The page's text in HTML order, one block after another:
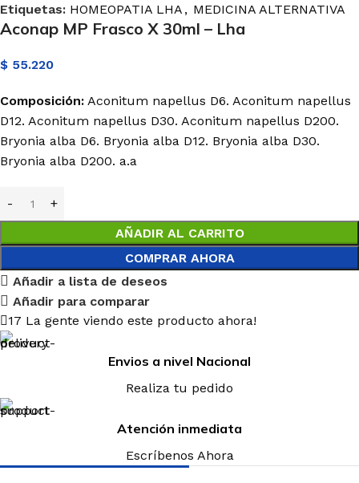
Etiquetas: HOMEOPATIA LHA , MEDICINA ALTERNATIVA
Aconap MP Frasco X 30ml – Lha
$ 55.220
Composición: Aconitum napellus D6. Aconitum napellus
D12. Aconitum napellus D30. Aconitum napellus D200.
Bryonia alba D6. Bryonia alba D12. Bryonia alba D30.
Bryonia alba D200. a.a
AÑADIR AL CARRITO
COMPRAR AHORA
Añadir a lista de deseos
Añadir para comparar
17 La gente viendo este producto ahora!
Envios a nivel Nacional
Realiza tu pedido
Atención inmediata
Escríbenos Ahora